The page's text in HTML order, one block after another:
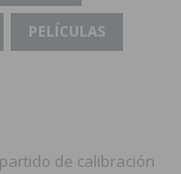
PELÍCULAS
partido de calibración